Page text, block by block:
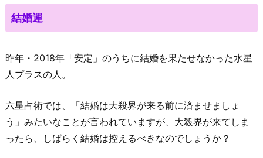
結婚運
昨年・2018年「安定」のうちに結婚を果たせなかった水星
人プラスの人。
六星占術では、「結婚は大殺界が来る前に済ませましょ
う」みたいなことが言われていますが、大殺界が来てしま
ったら、しばらく結婚は控えるべきなのでしょうか？